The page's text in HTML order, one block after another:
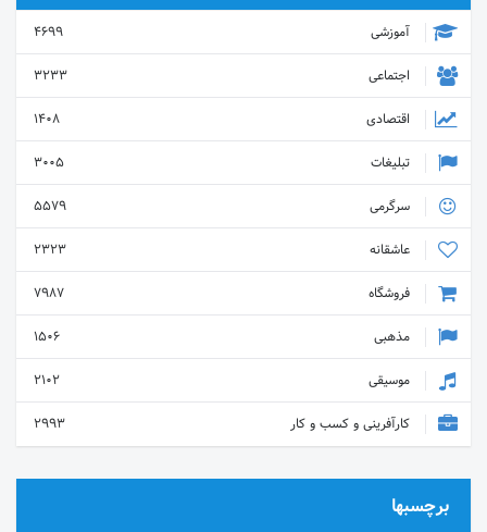
آموزشی
4699
اجتماعی
3233
اقتصادی
1408
تبلیغات
3005
سرگرمی
5579
عاشقانه
2323
فروشگاه
7987
مذهبی
1506
موسیقی
2102
کارآفرینی و کسب و کار
2993
برچسبها